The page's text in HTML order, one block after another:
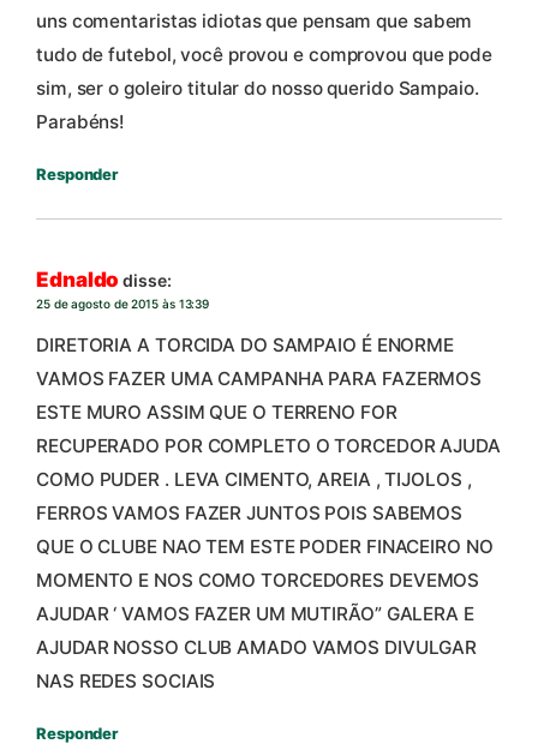
uns comentaristas idiotas que pensam que sabem
tudo de futebol, você provou e comprovou que pode
sim, ser o goleiro titular do nosso querido Sampaio.
Parabéns!
Responder
Ednaldo disse:
25 de agosto de 2015 às 13:39
DIRETORIA A TORCIDA DO SAMPAIO É ENORME
VAMOS FAZER UMA CAMPANHA PARA FAZERMOS
ESTE MURO ASSIM QUE O TERRENO FOR
RECUPERADO POR COMPLETO O TORCEDOR AJUDA
COMO PUDER . LEVA CIMENTO, AREIA , TIJOLOS ,
FERROS VAMOS FAZER JUNTOS POIS SABEMOS
QUE O CLUBE NAO TEM ESTE PODER FINACEIRO NO
MOMENTO E NOS COMO TORCEDORES DEVEMOS
AJUDAR ‘ VAMOS FAZER UM MUTIRÃO” GALERA E
AJUDAR NOSSO CLUB AMADO VAMOS DIVULGAR
NAS REDES SOCIAIS
Responder